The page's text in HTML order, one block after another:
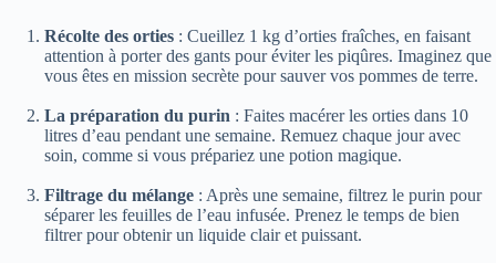
Récolte des orties : Cueillez 1 kg d’orties fraîches, en faisant
attention à porter des gants pour éviter les piqûres. Imaginez que
vous êtes en mission secrète pour sauver vos pommes de terre.
La préparation du purin : Faites macérer les orties dans 10
litres d’eau pendant une semaine. Remuez chaque jour avec
soin, comme si vous prépariez une potion magique.
Filtrage du mélange : Après une semaine, filtrez le purin pour
séparer les feuilles de l’eau infusée. Prenez le temps de bien
filtrer pour obtenir un liquide clair et puissant.